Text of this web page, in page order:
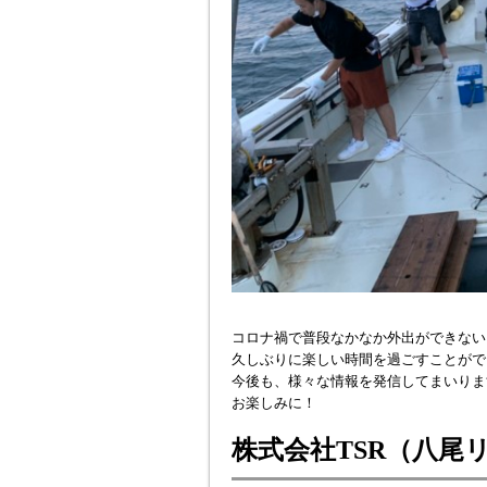
コロナ禍で普段なかなか外出ができな
久しぶりに楽しい時間を過ごすことが
今後も、様々な情報を発信してまいり
お楽しみに！
株式会社TSR（八尾